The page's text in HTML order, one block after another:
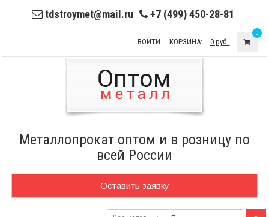
tdstroymet@mail.ru +7 (499) 450-28-81
ВОЙТИ КОРЗИНА: 0 руб.
0
Металлопрокат оптом и в розницу по
всей России
Оставить заявку